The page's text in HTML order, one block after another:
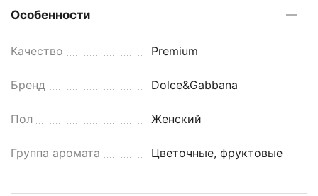
Особенности
Качество Premium
Бренд Dolce&Gabbana
Пол Женский
Группа аромата Цветочные, фруктовые